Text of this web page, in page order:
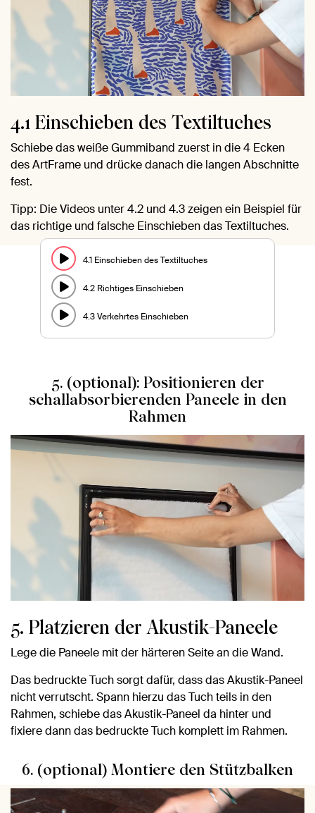
4.1 Einschieben des Textiltuches
Schiebe das weiße Gummiband zuerst in die 4 Ecken
des ArtFrame und drücke danach die langen Abschnitte
fest.
Tipp: Die Videos unter 4.2 und 4.3 zeigen ein Beispiel für
das richtige und falsche Einschieben das Textiltuches.
4.1 Einschieben des Textiltuches
4.2 Richtiges Einschieben
4.3 Verkehrtes Einschieben
5. (optional): Positionieren der
schallabsorbierenden Paneele in den
Rahmen
5. Platzieren der Akustik-Paneele
Lege die Paneele mit der härteren Seite an die Wand.
Das bedruckte Tuch sorgt dafür, dass das Akustik-Paneel
nicht verrutscht. Spann hierzu das Tuch teils in den
Rahmen, schiebe das Akustik-Paneel da hinter und
fixiere dann das bedruckte Tuch komplett im Rahmen.
6. (optional) Montiere den Stützbalken